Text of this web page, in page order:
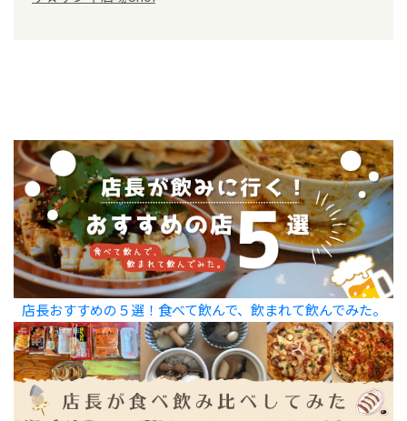
店長おすすめの５選！食べて飲んで、飲まれて飲んでみた。